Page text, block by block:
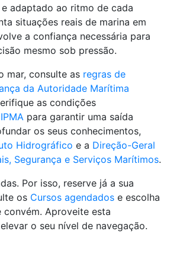
adaptado ao ritmo de cada
situações reais de marina em
a confiança necessária para
mesmo sob pressão.
mar, consulte as regras de
da Autoridade Marítima
as condições
IPMA para garantir uma saída
os seus conhecimentos,
Hidrográfico e a Direção-Geral
Segurança e Serviços Marítimos.
Por isso, reserve já a sua
os Cursos agendados e escolha
convém. Aproveite esta
o seu nível de navegação.